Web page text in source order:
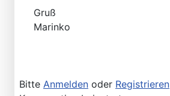
Gruß
Marinko
Bitte Anmelden oder Registrieren